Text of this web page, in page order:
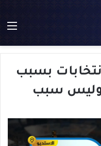
بسبب
وليس سبب